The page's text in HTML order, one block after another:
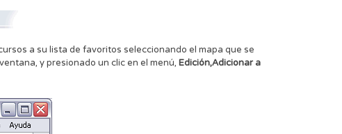
a su lista de favoritos seleccionando el mapa que se
y presionado un clic en el menú, Edición,Adicionar a